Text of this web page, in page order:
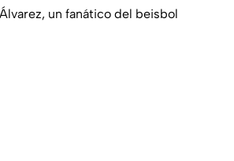
un fanático del beisbol